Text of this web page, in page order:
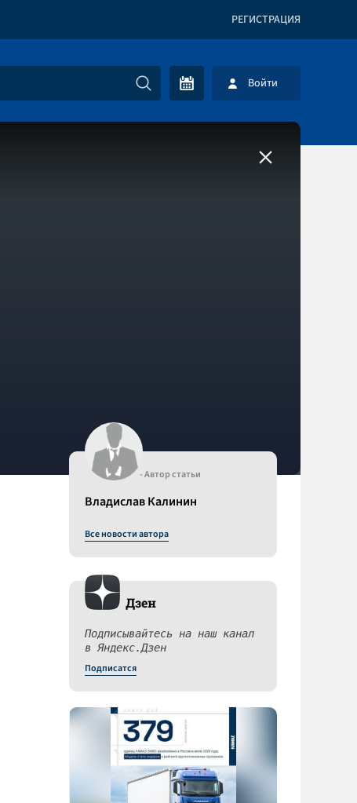
РЕГИСТРАЦИЯ
Войти
- Автор статьи
Владислав Калинин
Все новости автора
Дзен
Подписывайтесь на наш канал
в Яндекс.Дзен
Подписатся